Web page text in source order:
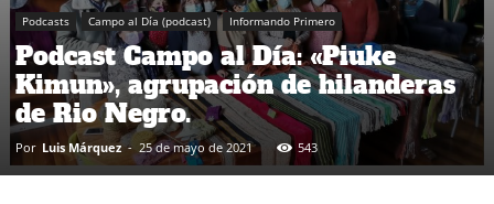
Podcasts Campo al Día (podcast) Informando Primero
Podcast Campo al Día: «Piuke
Kimun», agrupación de hilanderas
de Rio Negro.
Por Luis Márquez - 25 de mayo de 2021 543